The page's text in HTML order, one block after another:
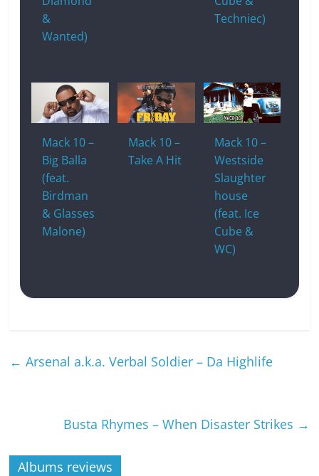
&
Wanted)
Techniec)
Mack 10 –
Big Balla
(feat.
Birdman
& Glasses
Malone)
Mack 10 –
Take A Hit
Mack 10 –
Westside
Slaughter
house
(feat. Ice
Cube &
WC)
← Arsenal a.k.a. Verbal Soldier – Da Highlife
Busta Rhymes – When Disaster Strikes →
Albums reviews